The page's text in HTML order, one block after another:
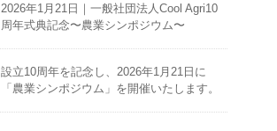
2026年1月21日｜一般社団法人Cool Agri10
周年式典記念〜農業シンポジウム〜
設立10周年を記念し、2026年1月21日に
「農業シンポジウム」を開催いたします。